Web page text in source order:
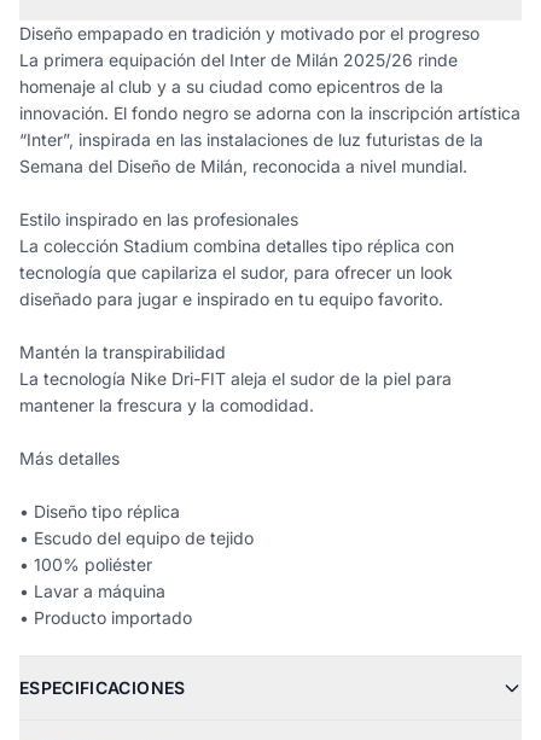
Diseño empapado en tradición y motivado por el progreso
La primera equipación del Inter de Milán 2025/26 rinde
homenaje al club y a su ciudad como epicentros de la
innovación. El fondo negro se adorna con la inscripción artística
“Inter”, inspirada en las instalaciones de luz futuristas de la
Semana del Diseño de Milán, reconocida a nivel mundial.
Estilo inspirado en las profesionales
La colección Stadium combina detalles tipo réplica con
tecnología que capilariza el sudor, para ofrecer un look
diseñado para jugar e inspirado en tu equipo favorito.
Mantén la transpirabilidad
La tecnología Nike Dri-FIT aleja el sudor de la piel para
mantener la frescura y la comodidad.
Más detalles
• Diseño tipo réplica
• Escudo del equipo de tejido
• 100% poliéster
• Lavar a máquina
• Producto importado
ESPECIFICACIONES